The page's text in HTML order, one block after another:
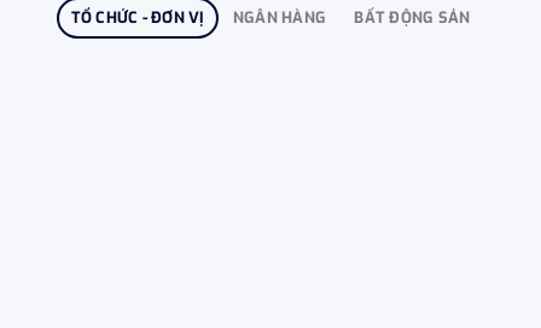
TỔ CHỨC - ĐƠN VỊ NGÂN HÀNG BẤT ĐỘNG SẢN